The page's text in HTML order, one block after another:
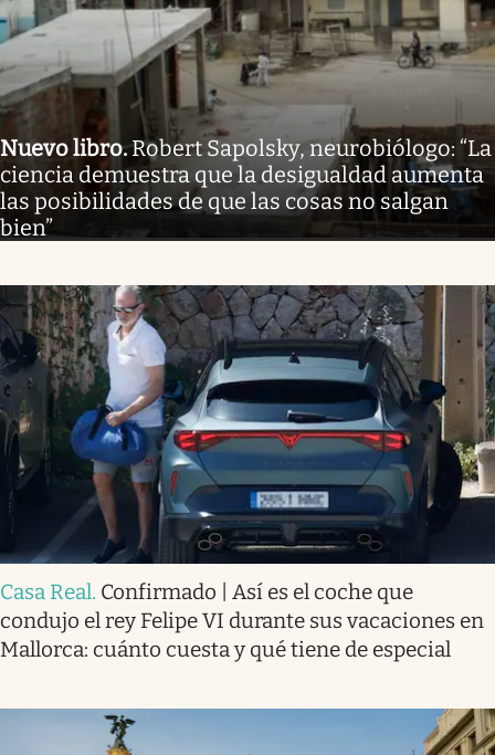
Nuevo libro.Robert Sapolsky, neurobiólogo: “La
ciencia demuestra que la desigualdad aumenta
las posibilidades de que las cosas no salgan
bien”
Casa Real. Confirmado | Así es el coche que
condujo el rey Felipe VI durante sus vacaciones en
Mallorca: cuánto cuesta y qué tiene de especial